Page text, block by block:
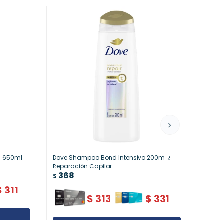
650ml
311
Dove Shampoo Bond Intensivo 200ml ¿
Reparación Capilar
$ 368
$ 313 $ 331